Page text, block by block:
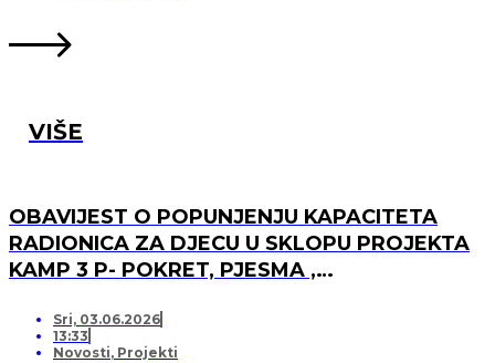
VIŠE
OBAVIJEST O POPUNJENJU KAPACITETA
RADIONICA ZA DJECU U SKLOPU PROJEKTA
KAMP 3 P- POKRET, PJESMA ,
LISTU ČEKANJA
Sri, 03.06.2026
13:33
Novosti, Projekti